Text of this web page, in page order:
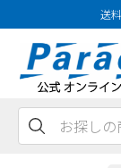
送